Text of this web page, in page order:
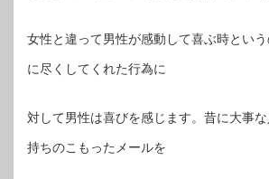
女性と違って男性が感動して喜ぶ時とい
に尽くしてくれた行為に
対して男性は喜びを感じます。昔に大事
持ちのこもったメールを